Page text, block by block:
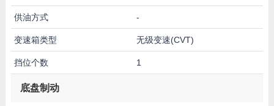
供油方式 -
变速箱类型 无级变速(CVT)
挡位个数 1
底盘制动